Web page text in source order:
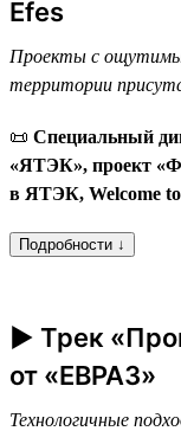
Efes
Проекты с
территории
📜 Специальный
«ЯТЭК», проект
в ЯТЭК, Welcome
Подробности ↓
► Трек
от «ЕВРАЗ»
Технологичные